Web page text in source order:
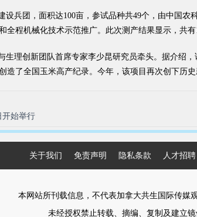
兵团，面积达100亩，参试品种共49个，由中国农
程机械化技术示范推广。此次测产结果显示，共
理创新团队首席专家李少昆研究员牵头。据介绍
了全国玉米高产纪录。今年，该项目再次创下历史
开始举行
关于我们 免责声明 隐私条款 人才招聘
本网站所刊载信息，不代表加拿大共生国际传媒
未经授权禁止转载、摘编、复制及建立